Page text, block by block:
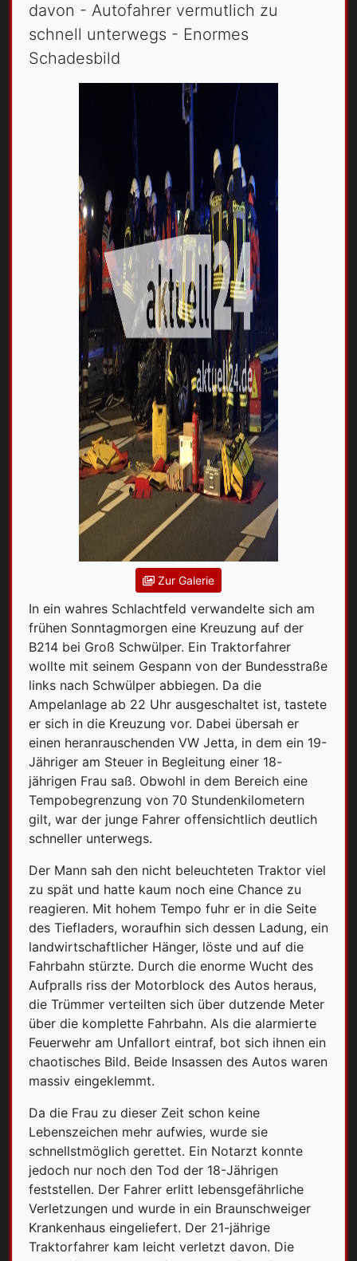
davon - Autofahrer vermutlich zu
schnell unterwegs - Enormes
Schadesbild
Zur Galerie
In ein wahres Schlachtfeld verwandelte sich am
frühen Sonntagmorgen eine Kreuzung auf der
B214 bei Groß Schwülper. Ein Traktorfahrer
wollte mit seinem Gespann von der Bundesstraße
links nach Schwülper abbiegen. Da die
Ampelanlage ab 22 Uhr ausgeschaltet ist, tastete
er sich in die Kreuzung vor. Dabei übersah er
einen heranrauschenden VW Jetta, in dem ein 19-
Jähriger am Steuer in Begleitung einer 18-
jährigen Frau saß. Obwohl in dem Bereich eine
Tempobegrenzung von 70 Stundenkilometern
gilt, war der junge Fahrer offensichtlich deutlich
schneller unterwegs.
Der Mann sah den nicht beleuchteten Traktor viel
zu spät und hatte kaum noch eine Chance zu
reagieren. Mit hohem Tempo fuhr er in die Seite
des Tiefladers, woraufhin sich dessen Ladung, ein
landwirtschaftlicher Hänger, löste und auf die
Fahrbahn stürzte. Durch die enorme Wucht des
Aufpralls riss der Motorblock des Autos heraus,
die Trümmer verteilten sich über dutzende Meter
über die komplette Fahrbahn. Als die alarmierte
Feuerwehr am Unfallort eintraf, bot sich ihnen ein
chaotisches Bild. Beide Insassen des Autos waren
massiv eingeklemmt.
Da die Frau zu dieser Zeit schon keine
Lebenszeichen mehr aufwies, wurde sie
schnellstmöglich gerettet. Ein Notarzt konnte
jedoch nur noch den Tod der 18-Jährigen
feststellen. Der Fahrer erlitt lebensgefährliche
Verletzungen und wurde in ein Braunschweiger
Krankenhaus eingeliefert. Der 21-jährige
Traktorfahrer kam leicht verletzt davon. Die